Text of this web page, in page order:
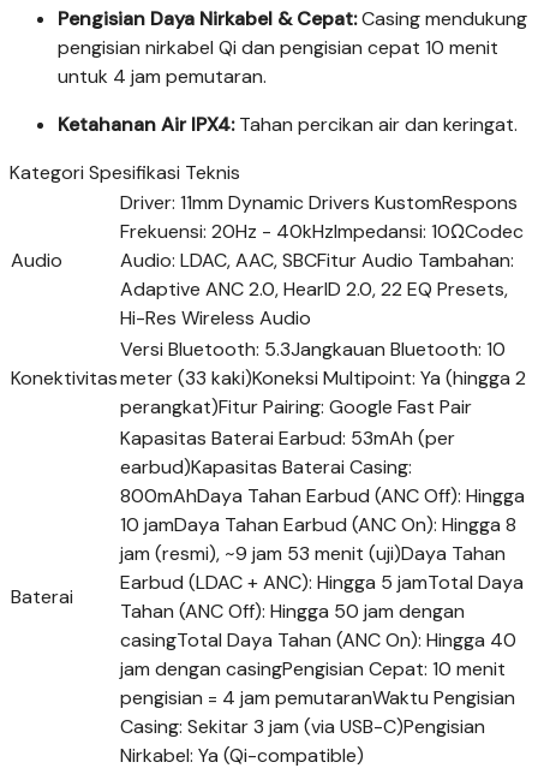
Pengisian Daya Nirkabel & Cepat:Casing mendukung
pengisian nirkabel Qi dan pengisian cepat 10 menit
untuk 4 jam pemutaran.
Ketahanan Air IPX4:Tahan percikan air dan keringat.
Kategori Spesifikasi Teknis
Audio
Driver: 11mm Dynamic Drivers KustomRespons
Frekuensi: 20Hz - 40kHzImpedansi: 10ΩCodec
Audio: LDAC, AAC, SBCFitur Audio Tambahan:
Adaptive ANC 2.0, HearID 2.0, 22 EQ Presets,
Hi-Res Wireless Audio
Konektivitas
Versi Bluetooth: 5.3Jangkauan Bluetooth: 10
meter (33 kaki)Koneksi Multipoint: Ya (hingga 2
perangkat)Fitur Pairing: Google Fast Pair
Baterai
Kapasitas Baterai Earbud: 53mAh (per
earbud)Kapasitas Baterai Casing:
800mAhDaya Tahan Earbud (ANC Off): Hingga
10 jamDaya Tahan Earbud (ANC On): Hingga 8
jam (resmi), ~9 jam 53 menit (uji)Daya Tahan
Earbud (LDAC + ANC): Hingga 5 jamTotal Daya
Tahan (ANC Off): Hingga 50 jam dengan
casingTotal Daya Tahan (ANC On): Hingga 40
jam dengan casingPengisian Cepat: 10 menit
pengisian = 4 jam pemutaranWaktu Pengisian
Casing: Sekitar 3 jam (via USB-C)Pengisian
Nirkabel: Ya (Qi-compatible)